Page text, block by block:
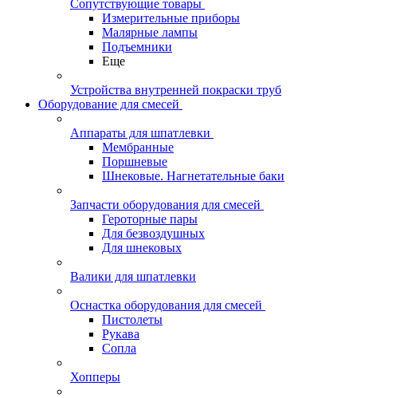
Сопутствующие товары
Измерительные приборы
Малярные лампы
Подъемники
Еще
Устройства внутренней покраски труб
Оборудование для смесей
Аппараты для шпатлевки
Мембранные
Поршневые
Шнековые. Нагнетательные баки
Запчасти оборудования для смесей
Героторные пары
Для безвоздушных
Для шнековых
Валики для шпатлевки
Оснастка оборудования для смесей
Пистолеты
Рукава
Сопла
Хопперы